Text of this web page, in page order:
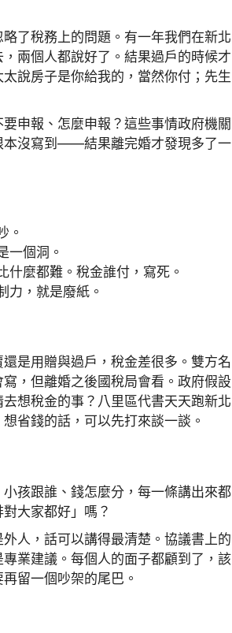
了稅務上的問題。有一年我們在新北
兩個人都說好了。結果過戶的時候才
說房子是你給我的，當然你付；先生
申報、怎麼申報？這些事情政府機關
本沒寫到——結果離完婚才發現多了一
。
一個洞。
麼都難。稅金誰付，寫死。
，就是廢紙。
是用贈與過戶，稅金差很多。雙方名
，但離婚之後國稅局會看。政府假設
想稅金的事？八里區代書天天跑新北
省錢的話，可以先打來談一談。
孩跟誰、錢怎麼分，每一條講出來都
大家都好」嗎？
人，話可以講得最清楚。協議書上的
業建議。每個人的面子都顧到了，該
留一個吵架的尾巴。